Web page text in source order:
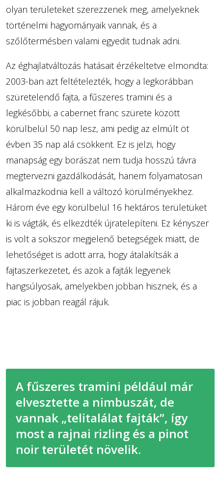
olyan területeket szerezzenek meg, amelyeknek
történelmi hagyományaik vannak, és a
szőlőtermésben valami egyedit tudnak adni.
Az éghajlatváltozás hatásait érzékeltetve elmondta:
2003-ban azt feltételezték, hogy a legkorábban
szüretelendő fajta, a fűszeres tramini és a
legkésőbbi, a cabernet franc szürete között
körülbelül 50 nap lesz, ami pedig az elmúlt öt
évben 35 nap alá csökkent. Ez is jelzi, hogy
manapság egy borászat nem tudja hosszú távra
megtervezni gazdálkodását, hanem folyamatosan
alkalmazkodnia kell a változó körülményekhez.
Három éve egy körülbelül 16 hektáros területüket
ki is vágták, és elkezdték újratelepíteni. Ez kényszer
is volt a sokszor megjelenő betegségek miatt, de
lehetőséget is adott arra, hogy átalakítsák a
fajtaszerkezetet, és azok a fajták legyenek
hangsúlyosak, amelyekben jobban hisznek, és a
piac is jobban reagál rájuk.
A fűszeres tramini például már
elvesztette a nimbuszát, de
vannak „telitalálat fajták”, így
most a rajnai rizling és a pinot
noir területét növelik.